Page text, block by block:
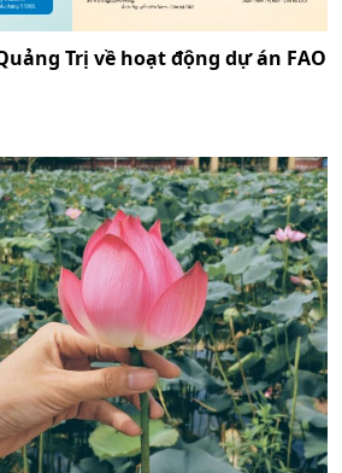
Trị về hoạt động dự án FAO